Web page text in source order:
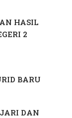
HASIL
2
BARU
DAN